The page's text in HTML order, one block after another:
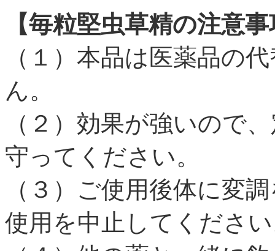
【毎粒堅虫草精の注意
（１）本品は医薬品の
ん。
（２）効果が強いので
守ってください。
（３）ご使用後体に変
使用を中止してくださ